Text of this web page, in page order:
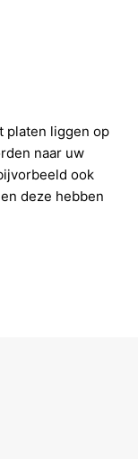
platen liggen op
naar uw
ook
deze hebben